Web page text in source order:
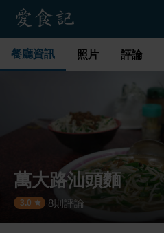
餐廳資訊 照片 評論
萬大路汕頭麵
3.0 ·8則評論